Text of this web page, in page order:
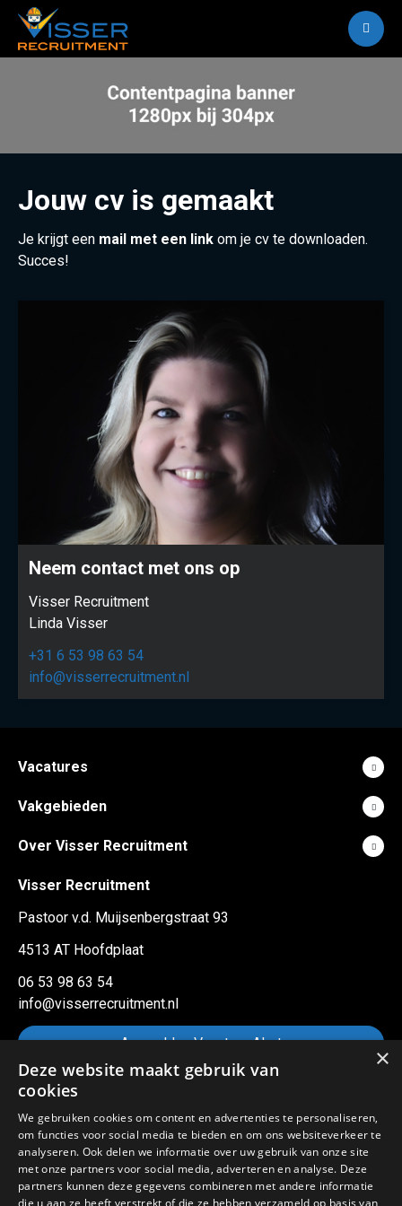
Jouw cv is gemaakt
Je krijgt een mail met een link om je cv te downloaden.
Succes!
Neem contact met ons op
Visser Recruitment
Linda Visser
+31 6 53 98 63 54
info@visserrecruitment.nl
Vacatures
Vakgebieden
Over Visser Recruitment
Visser Recruitment
Pastoor v.d. Muijsenbergstraat 93
4513 AT Hoofdplaat
06 53 98 63 54
info@visserrecruitment.nl
Aanmelden Vacature Alert
Sitemap
Privacy statement
Cookies
×
Deze website maakt gebruik van
cookies
We gebruiken cookies om content en advertenties te personaliseren,
om functies voor social media te bieden en om ons websiteverkeer te
analyseren. Ook delen we informatie over uw gebruik van onze site
met onze partners voor social media, adverteren en analyse. Deze
partners kunnen deze gegevens combineren met andere informatie
die u aan ze heeft verstrekt of die ze hebben verzameld op basis van